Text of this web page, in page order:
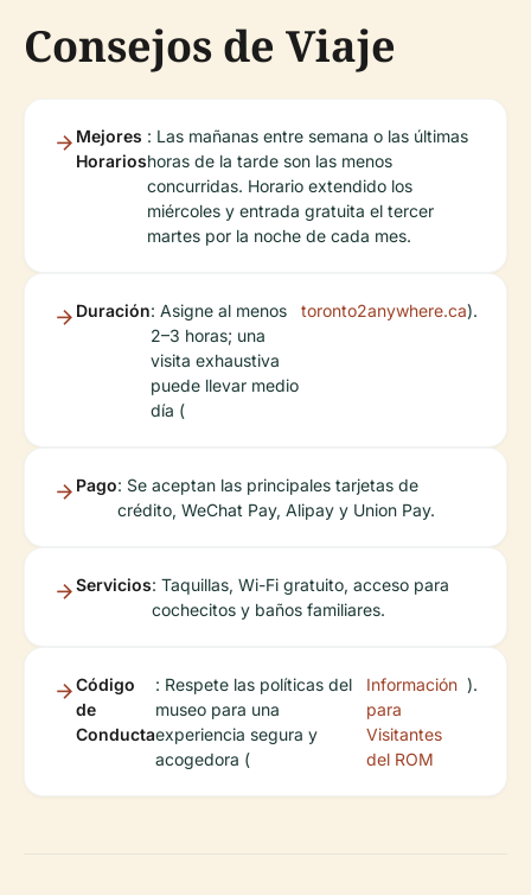
Consejos de Viaje
Mejores
Horarios
: Las mañanas entre semana o las últimas
horas de la tarde son las menos
concurridas. Horario extendido los
miércoles y entrada gratuita el tercer
martes por la noche de cada mes.
Duración: Asigne al menos
2–3 horas; una
visita exhaustiva
puede llevar medio
día (
toronto2anywhere.ca).
Pago: Se aceptan las principales tarjetas de
crédito, WeChat Pay, Alipay y Union Pay.
Servicios: Taquillas, Wi-Fi gratuito, acceso para
cochecitos y baños familiares.
Código
de
Conducta
: Respete las políticas del
museo para una
experiencia segura y
acogedora (
Información
para
Visitantes
del ROM
).